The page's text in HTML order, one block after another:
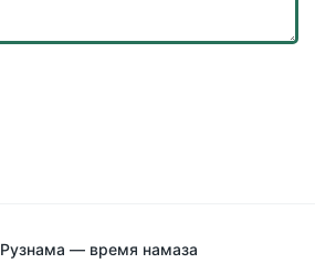
Рузнама — время намаза